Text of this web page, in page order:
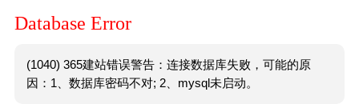
Database Error
(1040) 365建站错误警告：连接数据库失败，可能的原
因：1、数据库密码不对; 2、mysql未启动。